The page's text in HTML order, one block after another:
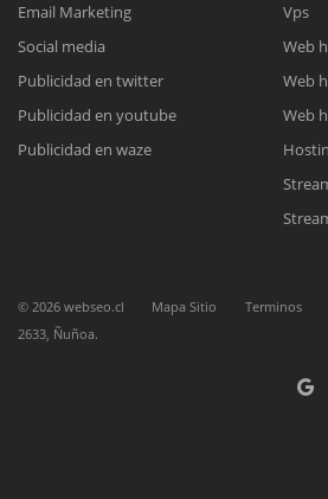
Reunión
Nuestros ejecutivos le enviarán un correo
Meet para la reunión
Cotización
Complete el formulario y nos
Chat Online
para enviarnos un correo electrónico
Email Marketing
Social media
Publicidad en twitter
Publicidad en youtube
Publicidad en waze
Vps
Web
Web
Web
© 2026 webseo.cl Mapa Sitio Terminos
2633, Ñuñoa.